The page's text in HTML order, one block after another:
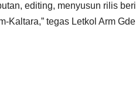
editing, menyusun rilis
tegas Letkol Arm